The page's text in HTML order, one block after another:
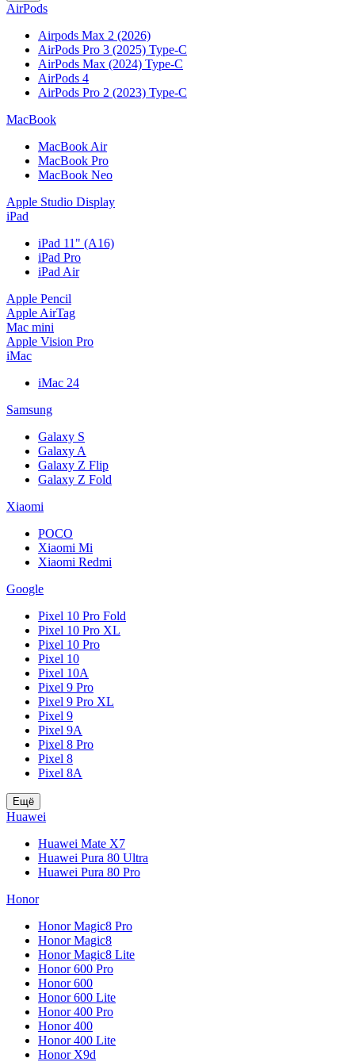
AirPods
Airpods Max 2 (2026)
AirPods Pro 3 (2025) Type-C
AirPods Max (2024) Type-C
AirPods 4
AirPods Pro 2 (2023) Type-C
MacBook
MacBook Air
MacBook Pro
MacBook Neo
Apple Studio Display
iPad
iPad 11" (A16)
iPad Pro
iPad Air
Apple Pencil
Apple AirTag
Mac mini
Apple Vision Pro
iMac
iMac 24
Samsung
Galaxy S
Galaxy A
Galaxy Z Flip
Galaxy Z Fold
Xiaomi
POCO
Xiaomi Mi
Xiaomi Redmi
Google
Pixel 10 Pro Fold
Pixel 10 Pro XL
Pixel 10 Pro
Pixel 10
Pixel 10A
Pixel 9 Pro
Pixel 9 Pro XL
Pixel 9
Pixel 9A
Pixel 8 Pro
Pixel 8
Pixel 8A
Ещё
Huawei
Huawei Mate X7
Huawei Pura 80 Ultra
Huawei Pura 80 Pro
Honor
Honor Magic8 Pro
Honor Magic8
Honor Magic8 Lite
Honor 600 Pro
Honor 600
Honor 600 Lite
Honor 400 Pro
Honor 400
Honor 400 Lite
Honor X9d